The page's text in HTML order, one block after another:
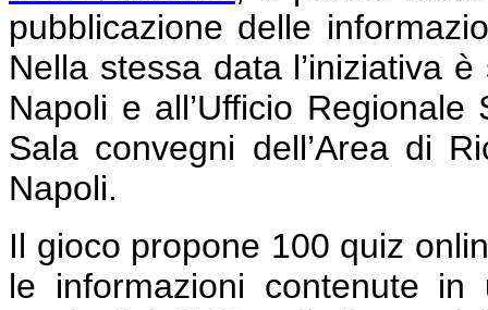
pubblicazione delle
Nella stessa data l’iniziativa
Napoli e all’Ufficio
Sala convegni dell’Area di
Napoli.
Il gioco propone 100 quiz
le informazioni contenute